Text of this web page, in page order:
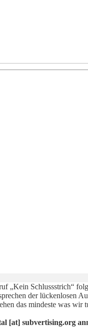
„Kein Schlussstrich“
der lückenlosen
das mindeste was wir
[at] subvertising.org